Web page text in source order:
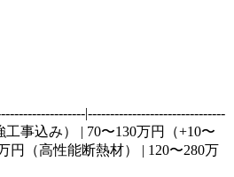
|-------------------------------
事込み） | 70〜130万円（+10〜
円（高性能断熱材） | 120〜280万